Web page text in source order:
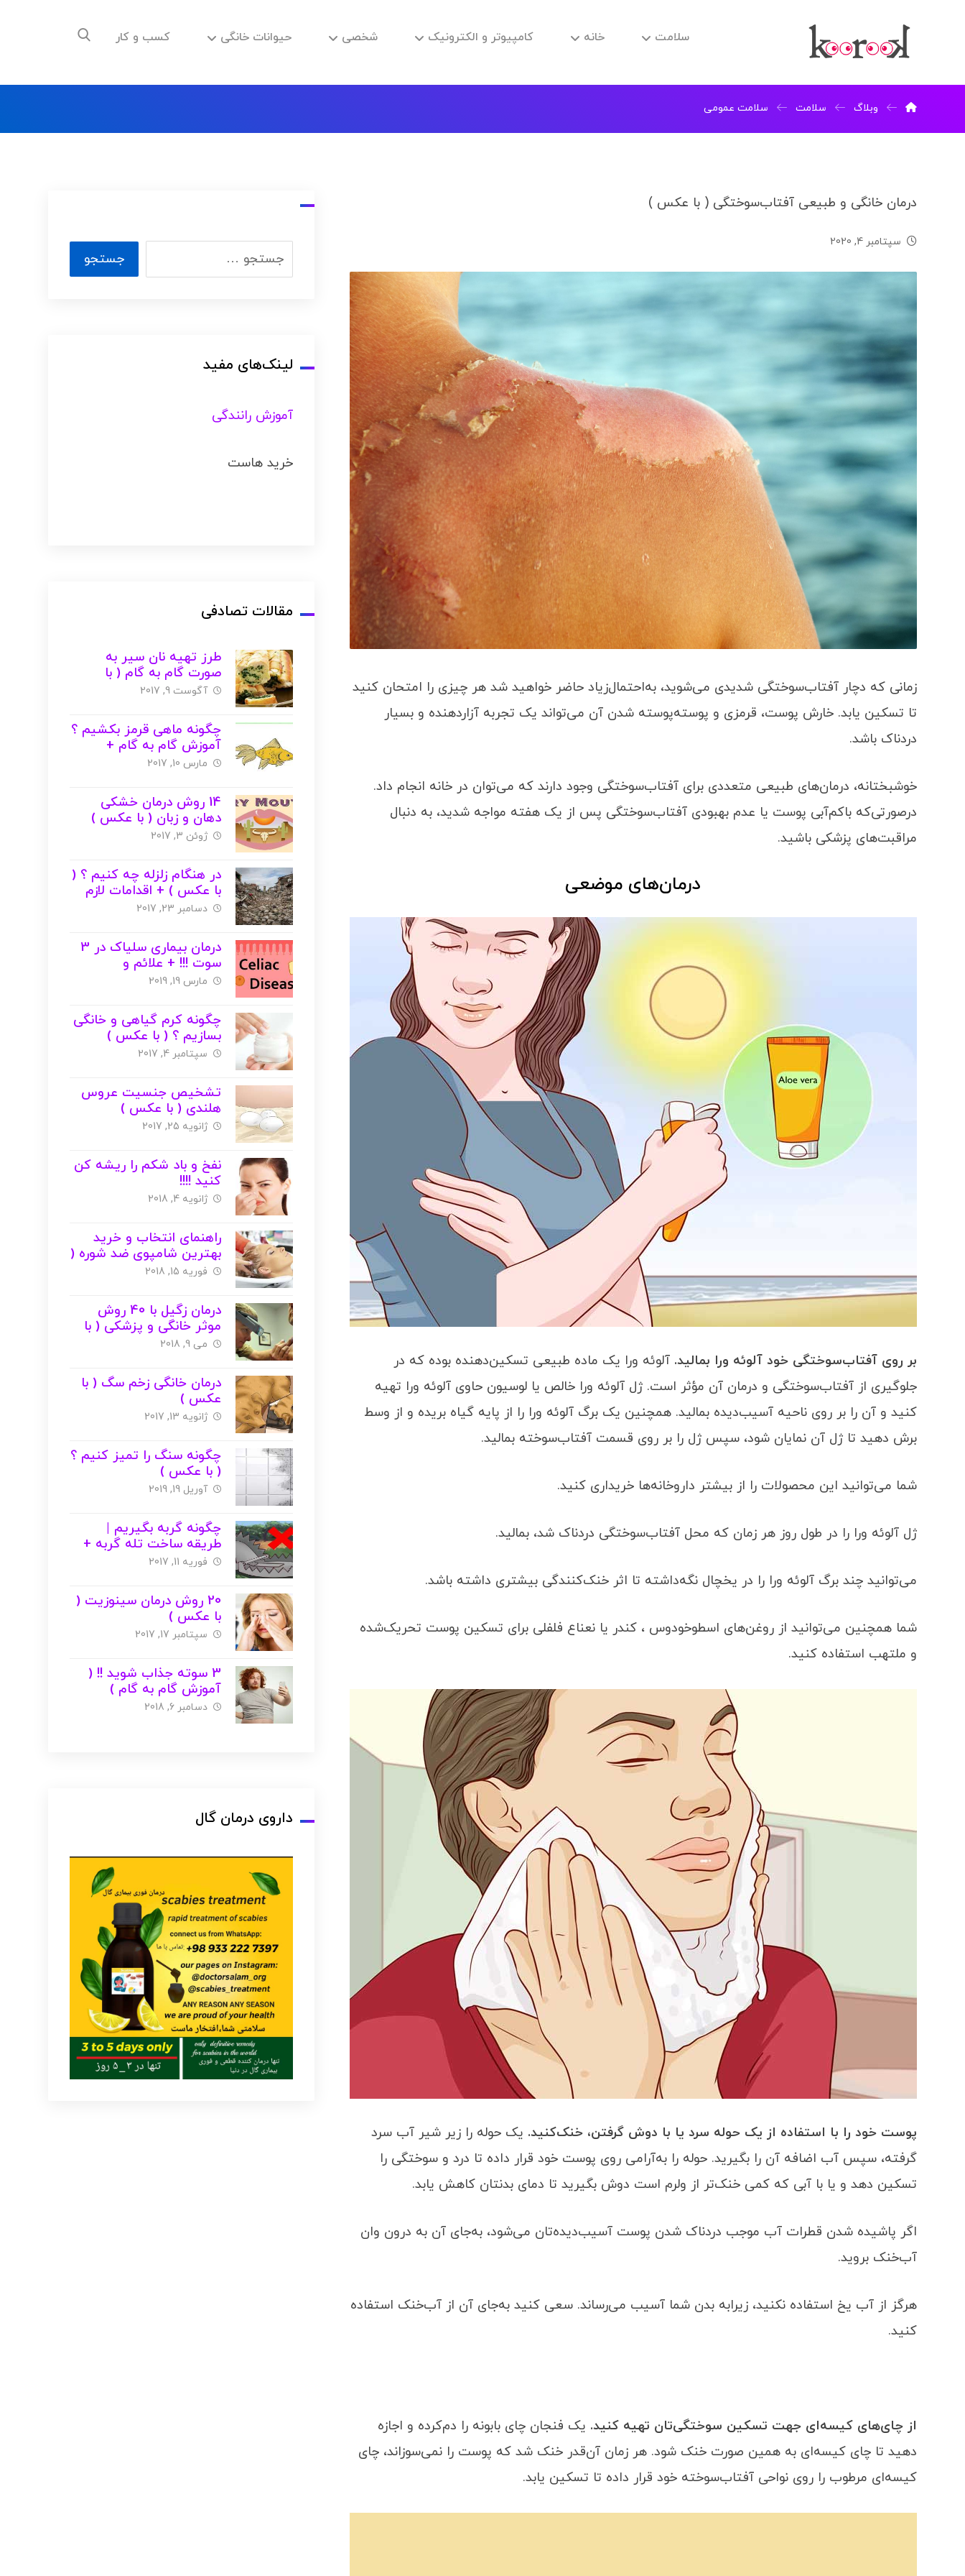
سلامت خانه کامپیوتر و الکترونیک شخصی حیوانات خانگی کسب و کار
وبلاگ سلامت سلامت عمومی
درمان خانگی و طبیعی آفتاب‌سوختگی ( با عکس )
سپتامبر 4, 2020
زمانی که دچار آفتاب‌سوختگی شدیدی می‌شوید، به‌احتمال‌زیاد حاضر خواهید شد هر چیزی را امتحان کنید
تا تسکین یابد. خارش پوست، قرمزی و پوسته‌پوسته شدن آن می‌تواند یک تجربه آزاردهنده و بسیار
دردناک باشد.
خوشبختانه، درمان‌های طبیعی متعددی برای آفتاب‌سوختگی وجود دارند که می‌توان در خانه انجام داد.
درصورتی‌که باکم‌آبی پوست یا عدم بهبودی آفتاب‌سوختگی پس از یک هفته مواجه شدید، به دنبال
مراقبت‌های پزشکی باشید.
درمان‌های موضعی
بر روی آفتاب‌سوختگی خود آلوئه ورا بمالید. آلوئه ورا یک ماده طبیعی تسکین‌دهنده بوده که در
جلوگیری از آفتاب‌سوختگی و درمان آن مؤثر است. ژل آلوئه ورا خالص یا لوسیون حاوی آلوئه ورا تهیه
کنید و آن را بر روی ناحیه آسیب‌دیده بمالید. همچنین یک برگ آلوئه ورا را از پایه گیاه بریده و از وسط
برش دهید تا ژل آن نمایان شود، سپس ژل را بر روی قسمت آفتاب‌سوخته بمالید.
شما می‌توانید این محصولات را از بیشتر داروخانه‌ها خریداری کنید.
ژل آلوئه ورا را در طول روز هر زمان که محل آفتاب‌سوختگی دردناک شد، بمالید.
می‌توانید چند برگ آلوئه ورا را در یخچال نگه‌داشته تا اثر خنک‌کنندگی بیشتری داشته باشد.
شما همچنین می‌توانید از روغن‌های اسطوخودوس ، کندر یا نعناع فلفلی برای تسکین پوست تحریک‌شده
و ملتهب استفاده کنید.
پوست خود را با استفاده از یک حوله سرد یا با دوش گرفتن، خنک‌کنید. یک حوله را زیر شیر آب سرد
گرفته، سپس آب اضافه آن را بگیرید. حوله را به‌آرامی روی پوست خود قرار داده تا درد و سوختگی را
تسکین دهد و یا با آبی که کمی خنک‌تر از ولرم است دوش بگیرید تا دمای بدنتان کاهش یابد.
اگر پاشیده شدن قطرات آب موجب دردناک شدن پوست آسیب‌دیده‌تان می‌شود، به‌جای آن به درون وان
آب‌خنک بروید.
هرگز از آب یخ استفاده نکنید، زیرابه بدن شما آسیب می‌رساند. سعی کنید به‌جای آن از آب‌خنک استفاده
کنید.
از چای‌های کیسه‌ای جهت تسکین سوختگی‌تان تهیه کنید. یک فنجان چای بابونه را دم‌کرده و اجازه
دهید تا چای کیسه‌ای به همین صورت خنک شود. هر زمان آن‌قدر خنک شد که پوست را نمی‌سوزاند، چای
کیسه‌ای مرطوب را روی نواحی آفتاب‌سوخته خود قرار داده تا تسکین یابد.
لینک‌های مفید
آموزش رانندگی
خرید هاست
مقالات تصادفی
طرز تهیه نان سیر به
صورت گام به گام ( با
عکس )
آگوست 9, 2017
چگونه ماهی قرمز بکشیم ؟
آموزش گام به گام +
عکس + ویدیو
مارس 10, 2017
14 روش درمان خشکی
دهان و زبان ( با عکس )
ژوئن 3, 2017
در هنگام زلزله چه کنیم ؟ (
با عکس ) + اقدامات لازم
دسامبر 23, 2017
درمان بیماری سلیاک در 3
سوت !!! + علائم و
تشخیص
مارس 19, 2019
چگونه کرم گیاهی و خانگی
بسازیم ؟ ( با عکس )
سپتامبر 4, 2017
تشخیص جنسیت عروس
هلندی ( با عکس )
ژانویه 25, 2017
نفخ و باد شکم را ریشه کن
کنید !!!!
ژانویه 4, 2018
راهنمای انتخاب و خرید
بهترین شامپوی ضد شوره (
با عکس )
فوریه 15, 2018
درمان زگیل با 40 روش
موثر خانگی و پزشکی ( با
عکس )
می 9, 2018
درمان خانگی زخم سگ ( با
عکس )
ژانویه 13, 2017
چگونه سنگ را تمیز کنیم ؟
( با عکس )
آوریل 19, 2019
چگونه گربه بگیریم |
طریقه ساخت تله گربه +
عکس
فوریه 11, 2017
20 روش درمان سینوزیت (
با عکس )
سپتامبر 17, 2017
3 سوته جذاب شوید !! (
آموزش گام به گام )
دسامبر 6, 2018
داروی درمان گال